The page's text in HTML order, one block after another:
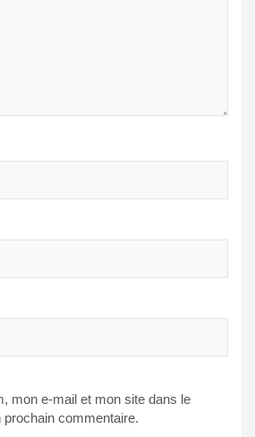
mon e-mail et mon site dans le
commentaire.